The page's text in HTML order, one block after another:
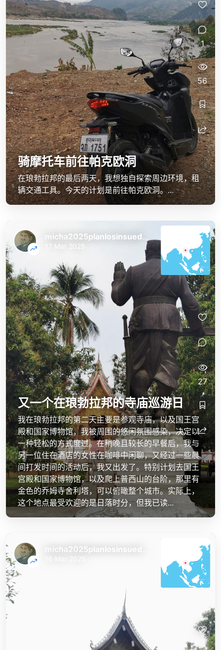
骑摩托车前往帕克欧洞
在琅勃拉邦的最后两天，我想独自探索周边环境，租
辆交通工具。今天的计划是前往帕克欧洞。...
1
56
又一个在琅勃拉邦的寺庙巡游日
我在琅勃拉邦的第二天主要是参观寺庙，以及国王宫
殿和国家博物馆，我被周围的悠闲氛围感染，决定以
一种轻松的方式度过。在稍晚且较长的早餐后，我与
另一位住在酒店的女性在咖啡中闲聊，又经过一些晨
间打发时间的活动后，我又出发了。特别计划去国王
宫殿和国家博物馆，以及爬上普西山的台阶，那里有
金色的乔姆寺舍利塔，可以俯瞰整个城市。实际上，
这个地点最受欢迎的是日落时分，但我已读...
micha2025planlosinsuedostasien
17 Mar 2025
27
16 Mar 2025